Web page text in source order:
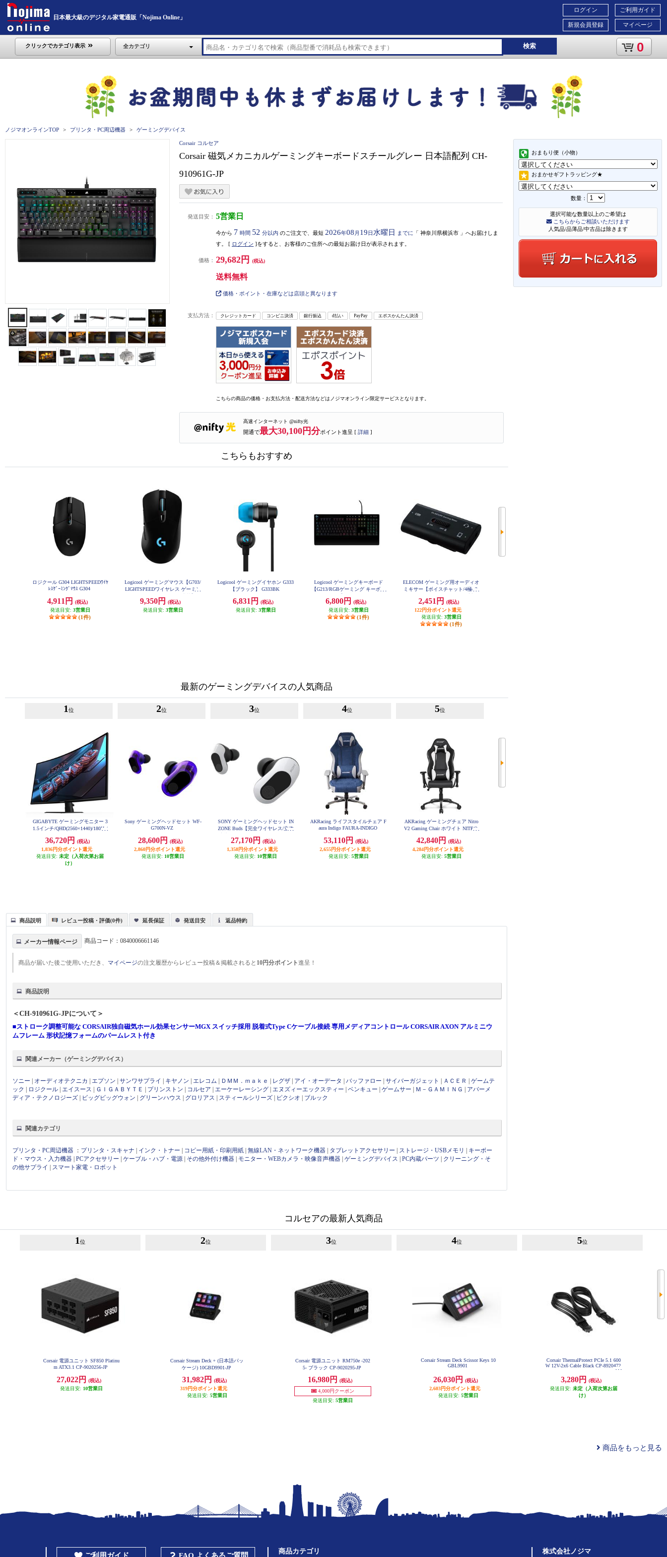
日本最大級のデジタル家電通販「Nojima Online」
ご利用ガイド
マイページ
ログイン
新規会員登録
クリックでカテゴリ表示 全カテゴリ 検索 0
ノジマオンラインTOP プリンタ・PC周辺機器 ゲーミングデバイス
おまもり便（小物）
おまかせギフトラッピング★
数量：
選択可能な数量以上のご希望は
こちらからご相談いただけます
人気品/品薄品/中古品は除きます
Corsair コルセア
Corsair 磁気メカニカルゲーミングキーボードスチールグレー 日本語配列 CH-
910961G-JP
発送目安： 5営業日
今から 7 時間 52 分以内 のご注文で、最短 2026年08 月 19日 水曜日 までに 「 神奈川県横浜市 」 へお届けしま
す。 [ ログイン ]をすると、お客様のご住所への最短お届け日が表示されます。
価格： 29,682円 (税込)
送料無料
価格・ポイント・在庫などは店頭と異なります
支払方法： クレジットカード コンビニ決済 銀行振込 d払い PayPay エポスかんたん決済
こちらの商品の価格・お支払方法・配送方法などはノジマオンライン限定サービスとなります。
高速インターネット @nifty光
開通で最大30,100円分ポイント進呈 [ 詳細 ]
こちらもおすすめ
ロジクール G304 LIGHTSPEEDﾜｲﾔ
ﾚｽｹﾞｰﾐﾝｸﾞﾏｳｽ G304
4,911円
(税込)
発送目安: 3営業日
(1件)
Logicool ゲーミングマウス【G703/
LIGHTSPEEDワイヤレス ゲーミン
703H
9,350円
(税込)
発送目安: 3営業日
Logicool ゲーミングイヤホン G333
【ブラック】 G333BK
6,831円
(税込)
発送目安: 3営業日
Logicool ゲーミングキーボード
【G213/RGBゲーミング キーボー
6,800円
(税込)
発送目安: 3営業日
(1件)
ELECOM ゲーミング用オーディオ
ミキサー【ボイスチャット/4極φ3.
ブラック】 HSAD-GMMA10BK
2,451円
(税込)
122円分ポイント還元
発送目安: 3営業日
(1件)
最新のゲーミングデバイスの人気商品
1 位
GIGABYTE ゲーミングモニター 3
1.5インチ/QHD(2560×1440)/180Hz/
36,720円
(税込)
1,836円分ポイント還元
発送目安: 未定（入荷次第お届
け）
2位
Sony ゲーミングヘッドセット WF-
G700N-VZ
28,600円
(税込)
2,860円分ポイント還元
発送目安: 10営業日
3位
SONY ゲーミングヘッドセット IN
ZONE Buds【完全ワイヤレス/立体
ヤレス接続/低遅延2.4Ghz/急速充電
対応/ホワイト】 WF-G700N-WZ
27,170円
(税込)
1,358円分ポイント還元
発送目安: 10営業日
4位
AKRacing ライフスタイルチェア F
aura Indigo FAURA-INDIGO
53,110円
(税込)
2,655円分ポイント還元
発送目安: 5営業日
5位
AKRacing ゲーミングチェア Nitro
V2 Gaming Chair ホワイト NITRO-
42,840円
(税込)
4,284円分ポイント還元
発送目安: 5営業日
商品説明 レビュー投稿・評価(0件) 延長保証 発送目安 返品特約
メーカー情報ページ 商品コード：0840006661146
商品が届いた後ご使用いただき、 マイページの注文履歴からレビュー投稿＆掲載されると 10円分ポイント進呈！
商品説明
＜CH-910961G-JPについて＞
■ストローク調整可能な CORSAIR独自磁気ホール効果センサーMGX スイッチ採用 脱着式Type Cケーブル接続 専用メディアコントロール CORSAIR AXON アルミニウ
ムフレーム 形状記憶フォームのパームレスト付き
関連メーカー（ゲーミングデバイス）
ソニー オーディオテクニカ エプソン |サンワサプライ キヤノン エレコム ＤＭＭ．ｍａｋｅ レグザ アイ・オーデータ |バッファロー |サイバーガジェット ＡＣＥＲ |ゲームテ
ック
ロジクール エイスース ＧＩＧＡＢＹＴＥ プリンストン コルセア エーケーレーシング エヌズィーエックスティー |ベンキュー |ゲームサー Ｍ－ＧＡＭＩＮＧ
アバーメ
ディア・テクノロジーズ
ビッグビッグウォン グリーンハウス グロリアス スティールシリーズ ピクシオ ブルック
関連カテゴリ
プリンタ・PC周辺機器 ： プリンタ・スキャナ インク・トナー コピー用紙・印刷用紙 |無線LAN・ネットワーク機器 タブレットアクセサリー ストレージ・USBメモリ
キーボー
ド・マウス・入力機器 |PCアクセサリー |ケーブル・ハブ・電源 その他外付け機器 モニター・WEBカメラ・映像音声機器 |ゲーミングデバイス |PC内蔵パーツ
クリーニング・そ
の他サプライ
スマート家電・ロボット
コルセアの最新人気商品
1 位
Corsair 電源ユニット SF850 Platinu
m ATX3.1 CP-9020256-JP
27,022円
(税込)
発送目安: 10営業日
2位
Corsair Stream Deck + (日本語パッ
ケージ) 10GBD9901-JP
31,982円
(税込)
319円分ポイント還元
発送目安: 5営業日
3位
Corsair 電源ユニット RM750e -202
5- ブラック CP-9020295-JP
16,980円
(税込)
4,000円クーポン
発送目安: 5営業日
4位
Corsair Stream Deck Scissor Keys 10
GBL9901
26,030円
(税込)
2,603円分ポイント還元
発送目安: 5営業日
5位
Corsair ThermalProtect PCIe 5.1 600
W 12V-2x6 Cable Black CP-8920472
3,280円
(税込)
発送目安: 未定（入荷次第お届
け）
商品をもっと見る
商品カテゴリ 株式会社ノジマ